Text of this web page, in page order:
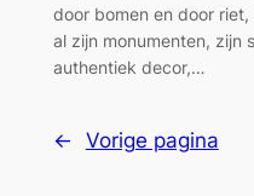
door bomen en door
al zijn monumenten, zijn
authentiek decor,…
← Vorige pagina